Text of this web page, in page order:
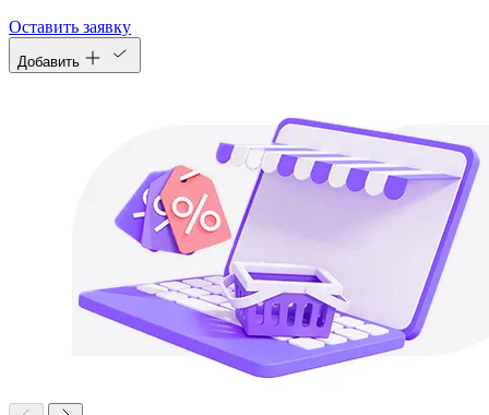
Оставить заявку
Добавить